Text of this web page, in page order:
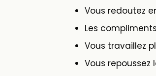
Vous redoutez
Les
Vous travaillez
Vous